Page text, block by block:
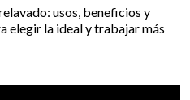
usos, beneficios y
elegir la ideal y trabajar más